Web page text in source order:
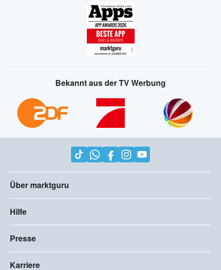
Bekannt aus der TV Werbung
Über marktguru
Hilfe
Presse
Karriere